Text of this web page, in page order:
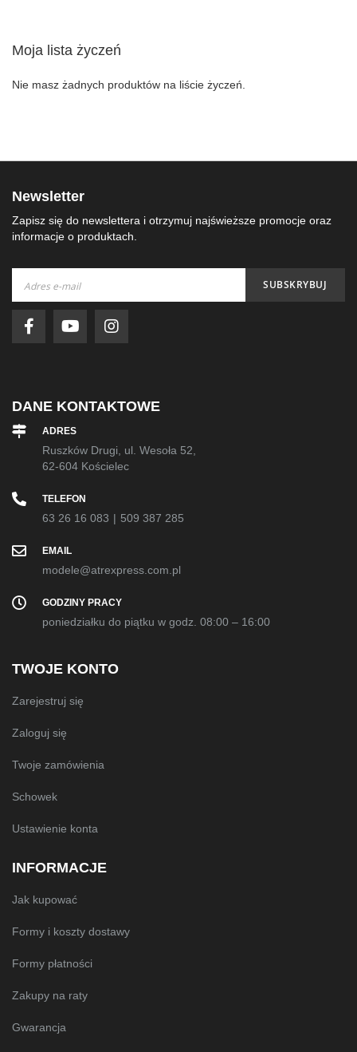
Moja lista życzeń
Nie masz żadnych produktów na liście życzeń.
Newsletter
Zapisz się do newslettera i otrzymuj najświeższe promocje oraz
informacje o produktach.
nasz
newsletter:
SUBSKRYBUJ
DANE KONTAKTOWE
ADRES
Ruszków Drugi, ul. Wesoła 52,
62-604 Kościelec
TELEFON
63 26 16 083 | 509 387 285
EMAIL
modele@atrexpress.com.pl
GODZINY PRACY
poniedziałku do piątku w godz. 08:00 – 16:00
TWOJE KONTO
Zarejestruj się
Zaloguj się
Twoje zamówienia
Schowek
Ustawienie konta
INFORMACJE
Jak kupować
Formy i koszty dostawy
Formy płatności
Zakupy na raty
Gwarancja